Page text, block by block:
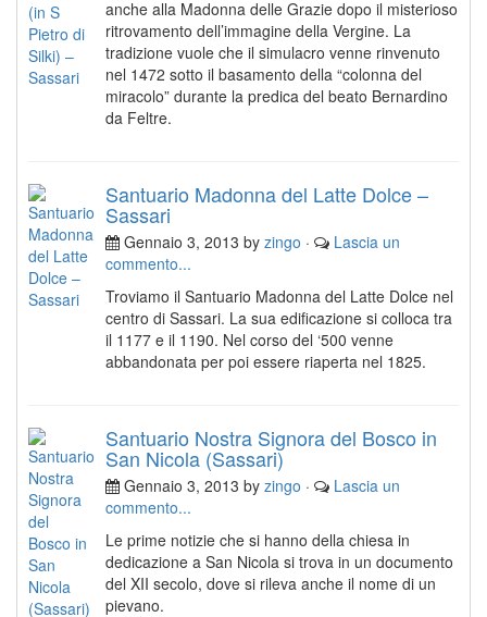
anche alla Madonna delle Grazie dopo il misterioso
ritrovamento dell’immagine della Vergine. La
tradizione vuole che il simulacro venne rinvenuto
nel 1472 sotto il basamento della “colonna del
miracolo” durante la predica del beato Bernardino
da Feltre.
Santuario Madonna del Latte Dolce –
Sassari
Gennaio 3, 2013 by zingo ·
Lascia un
commento...
Troviamo il Santuario Madonna del Latte Dolce nel
centro di Sassari. La sua edificazione si colloca tra
il 1177 e il 1190. Nel corso del ‘500 venne
abbandonata per poi essere riaperta nel 1825.
Santuario Nostra Signora del Bosco in
San Nicola (Sassari)
Gennaio 3, 2013 by zingo ·
Lascia un
commento...
Le prime notizie che si hanno della chiesa in
dedicazione a San Nicola si trova in un documento
del XII secolo, dove si rileva anche il nome di un
pievano.